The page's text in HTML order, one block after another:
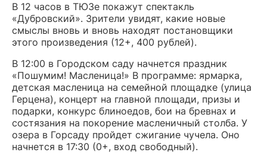
В 12 часов в ТЮЗе покажут спектакль
«Дубровский». Зрители увидят, какие новые
смыслы вновь и вновь находят постановщики
этого произведения (12+, 400 рублей).
В 12:00 в Городском саду начнется праздник
«Пошумим! Масленица!» В программе: ярмарка,
детская масленица на семейной площадке (улица
Герцена), концерт на главной площади, призы и
подарки, конкурс блиноедов, бои на бревнах и
состязания на покорение масленичный столба. У
озера в Горсаду пройдет сжигание чучела. Оно
начнется в 17:30 (0+, вход свободный).